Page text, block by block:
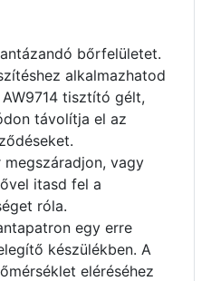
bőrfelületet.
alkalmazhatod
tisztító gélt,
távolítja el az
vagy
itasd fel a
róla.
egy erre
készülékben. A
eléréséhez